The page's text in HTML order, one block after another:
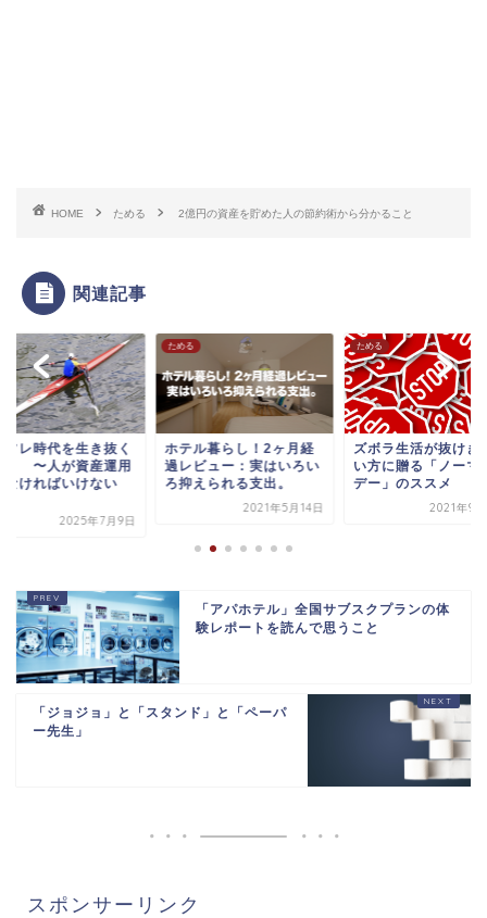
HOME ためる 2億円の資産を貯めた人の節約術から分かること
関連記事
フレ時代を生き抜く
？ 〜人が資産運用
なければいけない
2025年7月9日
ためる
ホテル暮らし！2ヶ月経
過レビュー：実はいろい
ろ抑えられる支出。
2021年5月14日
ためる
ズボラ生活が抜けき
い方に贈る「ノーマ
デー」のススメ
2021年9
「アパホテル」全国サブスクプランの体
験レポートを読んで思うこと
「ジョジョ」と「スタンド」と「ペーパ
ー先生」
スポンサーリンク